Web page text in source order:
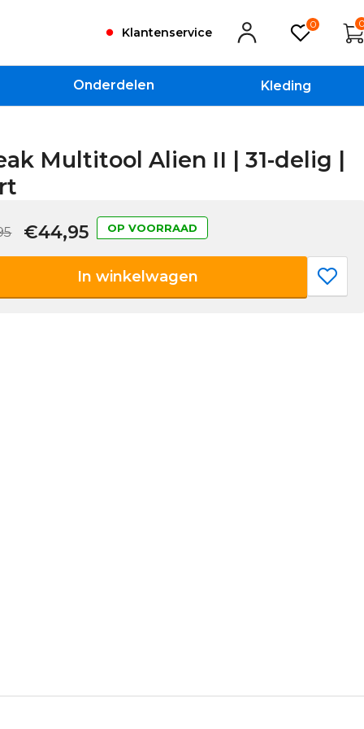
Klantenservice
0
Onderdelen Kleding
Multitool Alien II | 31-delig |
€44,95 OP VOORRAAD
In winkelwagen